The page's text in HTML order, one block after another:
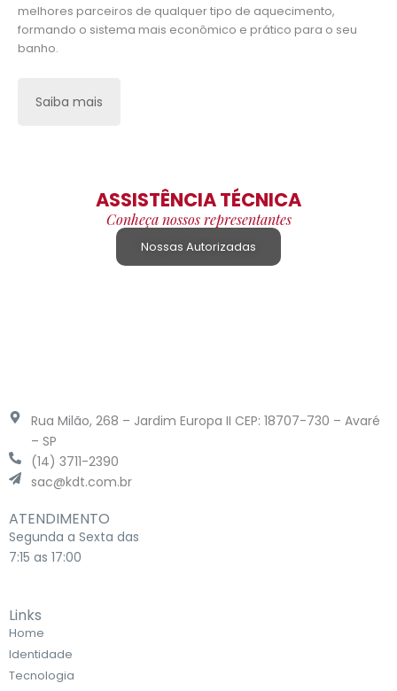
melhores parceiros de qualquer tipo de aquecimento,
formando o sistema mais econômico e prático para o seu
banho.
Saiba mais
ASSISTÊNCIA TÉCNICA
Conheça nossos representantes
Nossas Autorizadas
Rua Milão, 268 – Jardim Europa II CEP: 18707-730 – Avaré
– SP
(14) 3711-2390
sac@kdt.com.br
ATENDIMENTO
Segunda a Sexta das
7:15 as 17:00
Links
Home
Identidade
Tecnologia